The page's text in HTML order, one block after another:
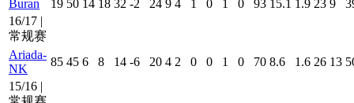
Buran
19 50 14 18 32 -2 24 9 4 1 0 1 0 93 15.1 1.9 23 9
16/17 |
常规赛
Ariada-
NK
85 45 6 8 14 -6 20 4 2 0 0 1 0 70 8.6 1.6 26 13
15/16 |